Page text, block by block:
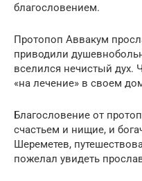
благословением.
Протопоп Аввакум
приводили
вселился нечистый дух.
«на лечение» в своем
Благословение от
счастьем и нищие, и
Шереметев,
пожелал увидеть